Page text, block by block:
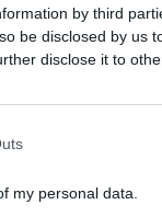
by third
be disclosed by us
disclose it to
my personal data.
si
del